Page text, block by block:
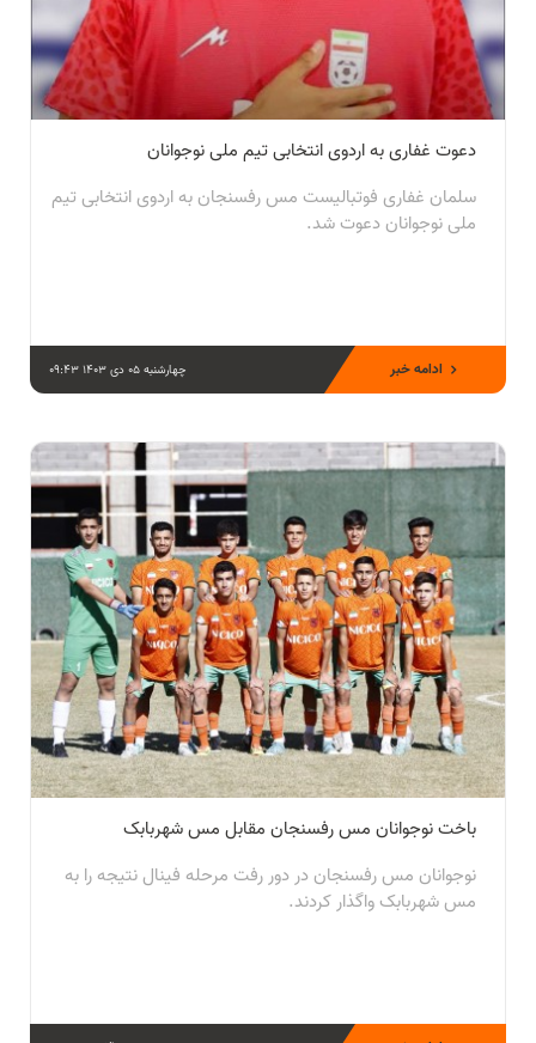
دعوت غفاری به اردوی انتخابی تیم ملی نوجوانان
سلمان غفاری فوتبالیست مس رفسنجان به اردوی انتخابی تیم
ملی نوجوانان دعوت شد.
چهارشنبه 05 دی 1403 09:43 ادامه خبر
باخت نوجوانان مس رفسنجان مقابل مس شهربابک
نوجوانان مس رفسنجان در دور رفت مرحله فینال نتیجه را به
مس شهربابک واگذار کردند.